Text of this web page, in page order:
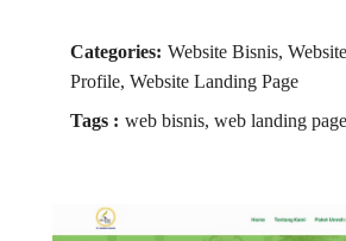
Categories: Website Bisnis,
Profile, Website Landing Page
Tags : web bisnis, web landing